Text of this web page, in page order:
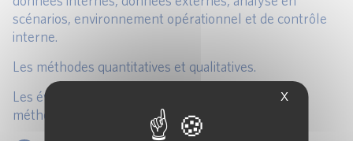
scénarios, environnement opérationnel et de contrôle
interne.
Les méthodes quantitatives et qualitatives.
Les évolutions à venir en termes de méthode : la
méthode standard avancée (SMA).
X